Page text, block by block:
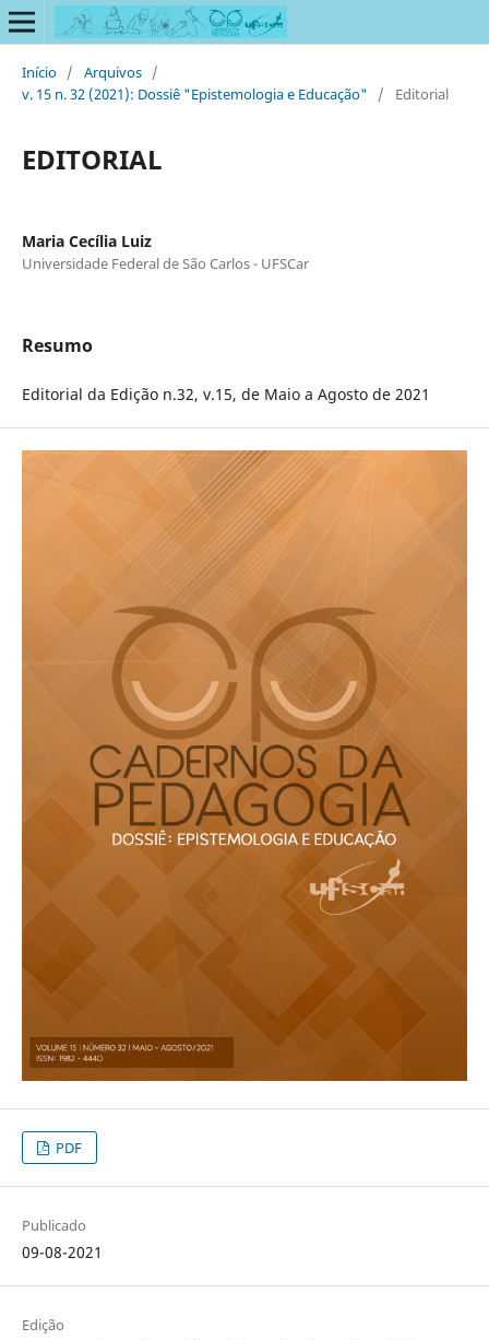
Início / Arquivos /
v. 15 n. 32 (2021): Dossiê "Epistemologia e Educação"
/ Editorial
EDITORIAL
Maria Cecília Luiz
Universidade Federal de São Carlos - UFSCar
Resumo
Editorial da Edição n.32, v.15, de Maio a Agosto de 2021
PDF
Publicado
09-08-2021
Edição